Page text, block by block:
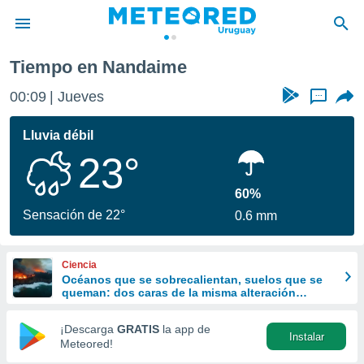
de
ha
para
que se
calidad.
a este
las
y
forma
digital
basada
Tiempo en Nandaime
00:09 Jueves ...
Lluvia débil
23°
Sensación de 22°
60%
0.6 mm
Ciencia
Océanos que se sobrecalientan, suelos que se
queman: dos caras de la misma alteración
¡Descarga GRATIS la app de
Meteored!
Instalar